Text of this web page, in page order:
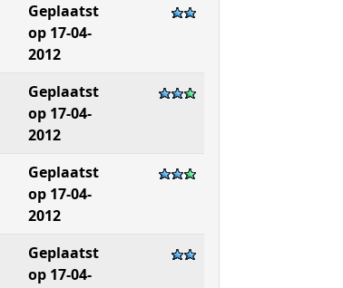
Geplaatst
op 17-04-
2012
Geplaatst
op 17-04-
2012
Geplaatst
op 17-04-
2012
Geplaatst
op 17-04-